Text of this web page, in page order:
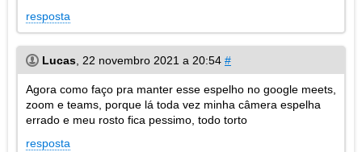
resposta
Lucas 22 novembro 2021 a 20:54 #
Agora como faço pra manter esse espelho no google meets,
zoom e teams, porque lá toda vez minha câmera espelha
errado e meu rosto fica pessimo, todo torto
resposta